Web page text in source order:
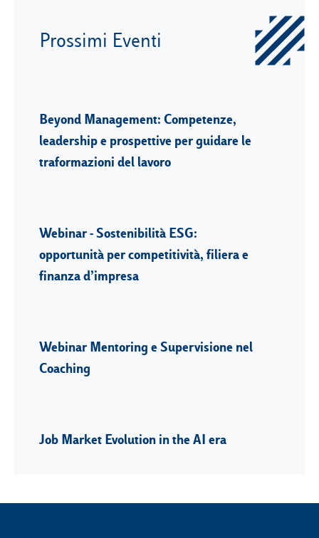
Prossimi Eventi
Beyond Management: Competenze,
leadership e prospettive per guidare le
traformazioni del lavoro
Webinar - Sostenibilità ESG:
opportunità per competitività, filiera e
finanza d’impresa
Webinar Mentoring e Supervisione nel
Coaching
Job Market Evolution in the AI era